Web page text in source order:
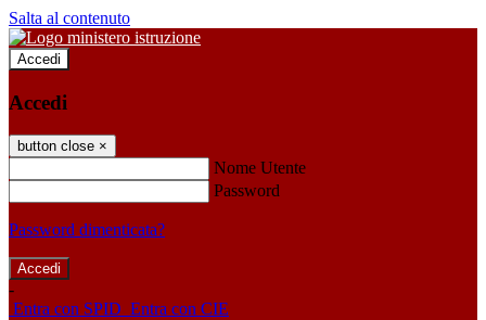
Salta al contenuto
Accedi
Accedi
button close ×
Nome Utente
Password
Password dimenticata?
-
Entra con SPID Entra con CIE